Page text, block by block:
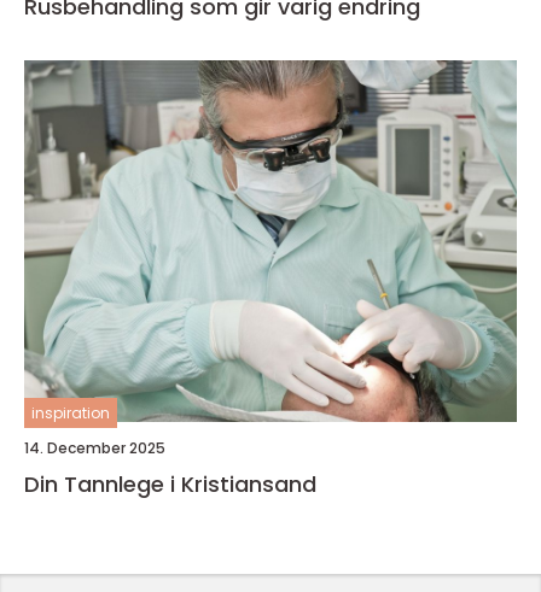
Rusbehandling som gir varig endring
inspiration
14. December 2025
Din Tannlege i Kristiansand